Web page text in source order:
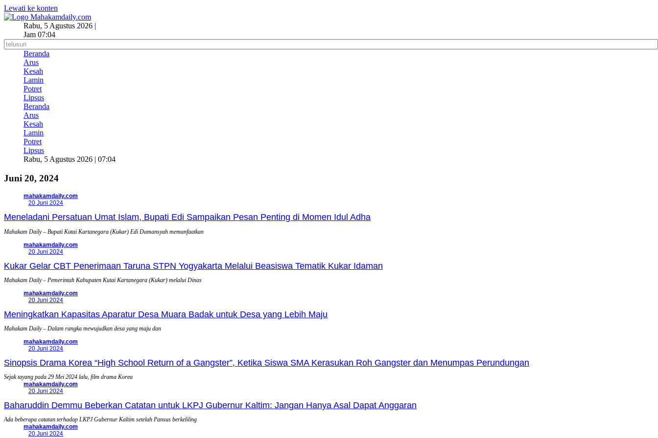
Lewati ke konten
Rabu, 5 Agustus 2026 |
Jam 07:04
Beranda
Arus
Kesah
Lamin
Potret
Lipsus
Beranda
Arus
Kesah
Lamin
Potret
Lipsus
Rabu, 5 Agustus 2026 | 07:04
Juni 20, 2024
mahakamdaily.com
20 Juni 2024
Meneladani Persatuan Umat Islam, Bupati Edi Sampaikan Pesan Penting di Momen Idul Adha
Mahakam Daily – Bupati Kutai Kartanegara (Kukar) Edi Damansyah memanfaatkan
mahakamdaily.com
20 Juni 2024
Kukar Gelar CBT Penerimaan Taruna STPN Yogyakarta Melalui Beasiswa Tematik Kukar Idaman
Mahakam Daily – Pemerintah Kabupaten Kutai Kartanegara (Kukar) melalui Dinas
mahakamdaily.com
20 Juni 2024
Meningkatkan Kapasitas Aparatur Desa Muara Badak untuk Desa yang Lebih Maju
Mahakam Daily – Dalam rangka mewujudkan desa yang maju dan
mahakamdaily.com
20 Juni 2024
Sinopsis Drama Korea “High School Return of a Gangster”, Ketika Siswa SMA Kerasukan Roh Gangster dan Menumpas Perundungan
Sejak tayang pada 29 Mei 2024 lalu, film drama Korea
mahakamdaily.com
20 Juni 2024
Baharuddin Demmu Beberkan Catatan untuk LKPJ Gubernur Kaltim: Jangan Hanya Asal Dapat Anggaran
Ada beberapa catatan terhadap LKPJ Gubernur Kaltim setelah Pansus berkeliling
mahakamdaily.com
20 Juni 2024